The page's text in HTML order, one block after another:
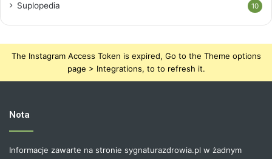
Suplopedia 10
The Instagram Access Token is expired, Go to the Theme options
page > Integrations, to to refresh it.
Nota
Informacje zawarte na stronie sygnaturazdrowia.pl w żadnym